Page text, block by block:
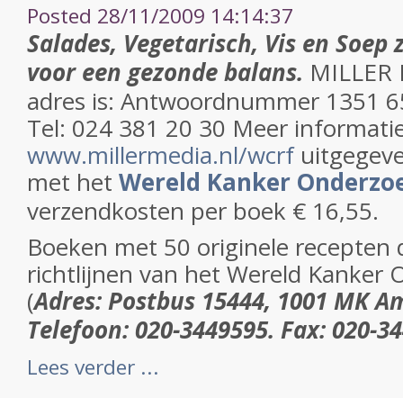
Posted 28/11/2009 14:14:37
Salades, Vegetarisch, Vis en
voor een gezonde balans.
adres is: Antwoordnummer 1351
Tel: 024 381 20 30 Meer
www.millermedia.nl/wcrf
met het Wereld Kanker
verzendkosten per boek € 16,55.
Boeken met 50 originele recepten
richtlijnen van het Wereld Kanker
(Adres: Postbus 15444, 1001 MK
Telefoon: 020-3449595. Fax: 020-
Lees verder ...